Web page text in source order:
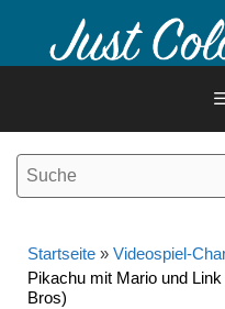
Inhalt
Startseite » Videospiel-
Pikachu mit Mario und
Bros)